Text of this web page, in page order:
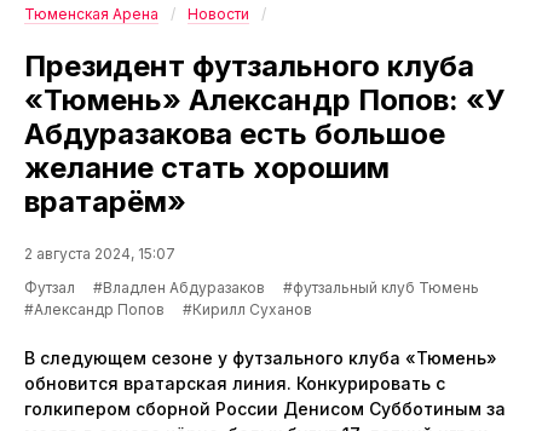
Тюменская Арена Новости
Президент футзального клуба
«Тюмень» Александр Попов: «У
Абдуразакова есть большое
желание стать хорошим
вратарём»
2 августа 2024, 15:07
Футзал
#Владлен Абдуразаков
#футзальный клуб Тюмень
#Александр Попов
#Кирилл Суханов
В следующем сезоне у футзального клуба «Тюмень»
обновится вратарская линия. Конкурировать с
голкипером сборной России Денисом Субботиным за